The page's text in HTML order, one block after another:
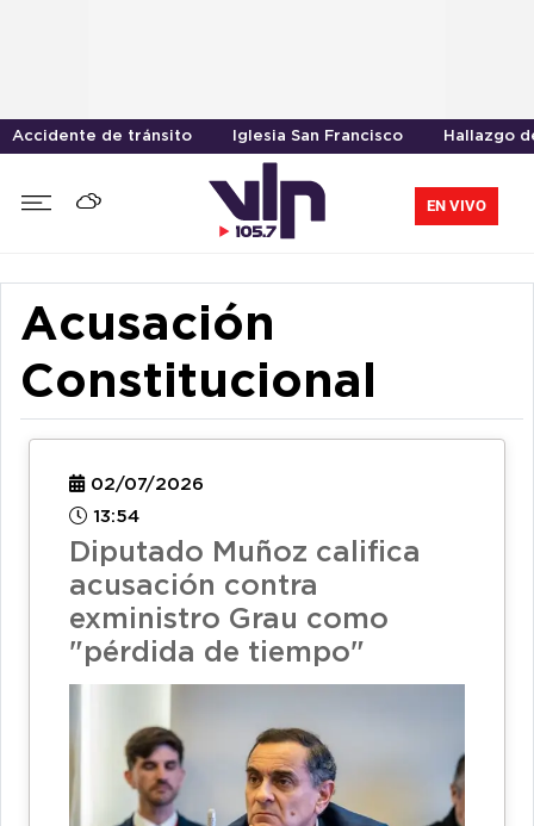
Accidente de tránsito Iglesia San Francisco Hallazgo
EN VIVO
Acusación
Constitucional
02/07/2026
13:54
Diputado Muñoz califica
acusación contra
exministro Grau como
"pérdida de tiempo"